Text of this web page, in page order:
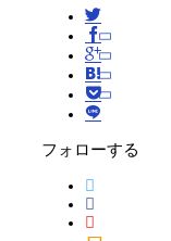
フォローする